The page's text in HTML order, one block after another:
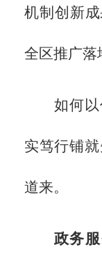
机制创新
全区推广落
如何
实笃行铺
道来。
政务